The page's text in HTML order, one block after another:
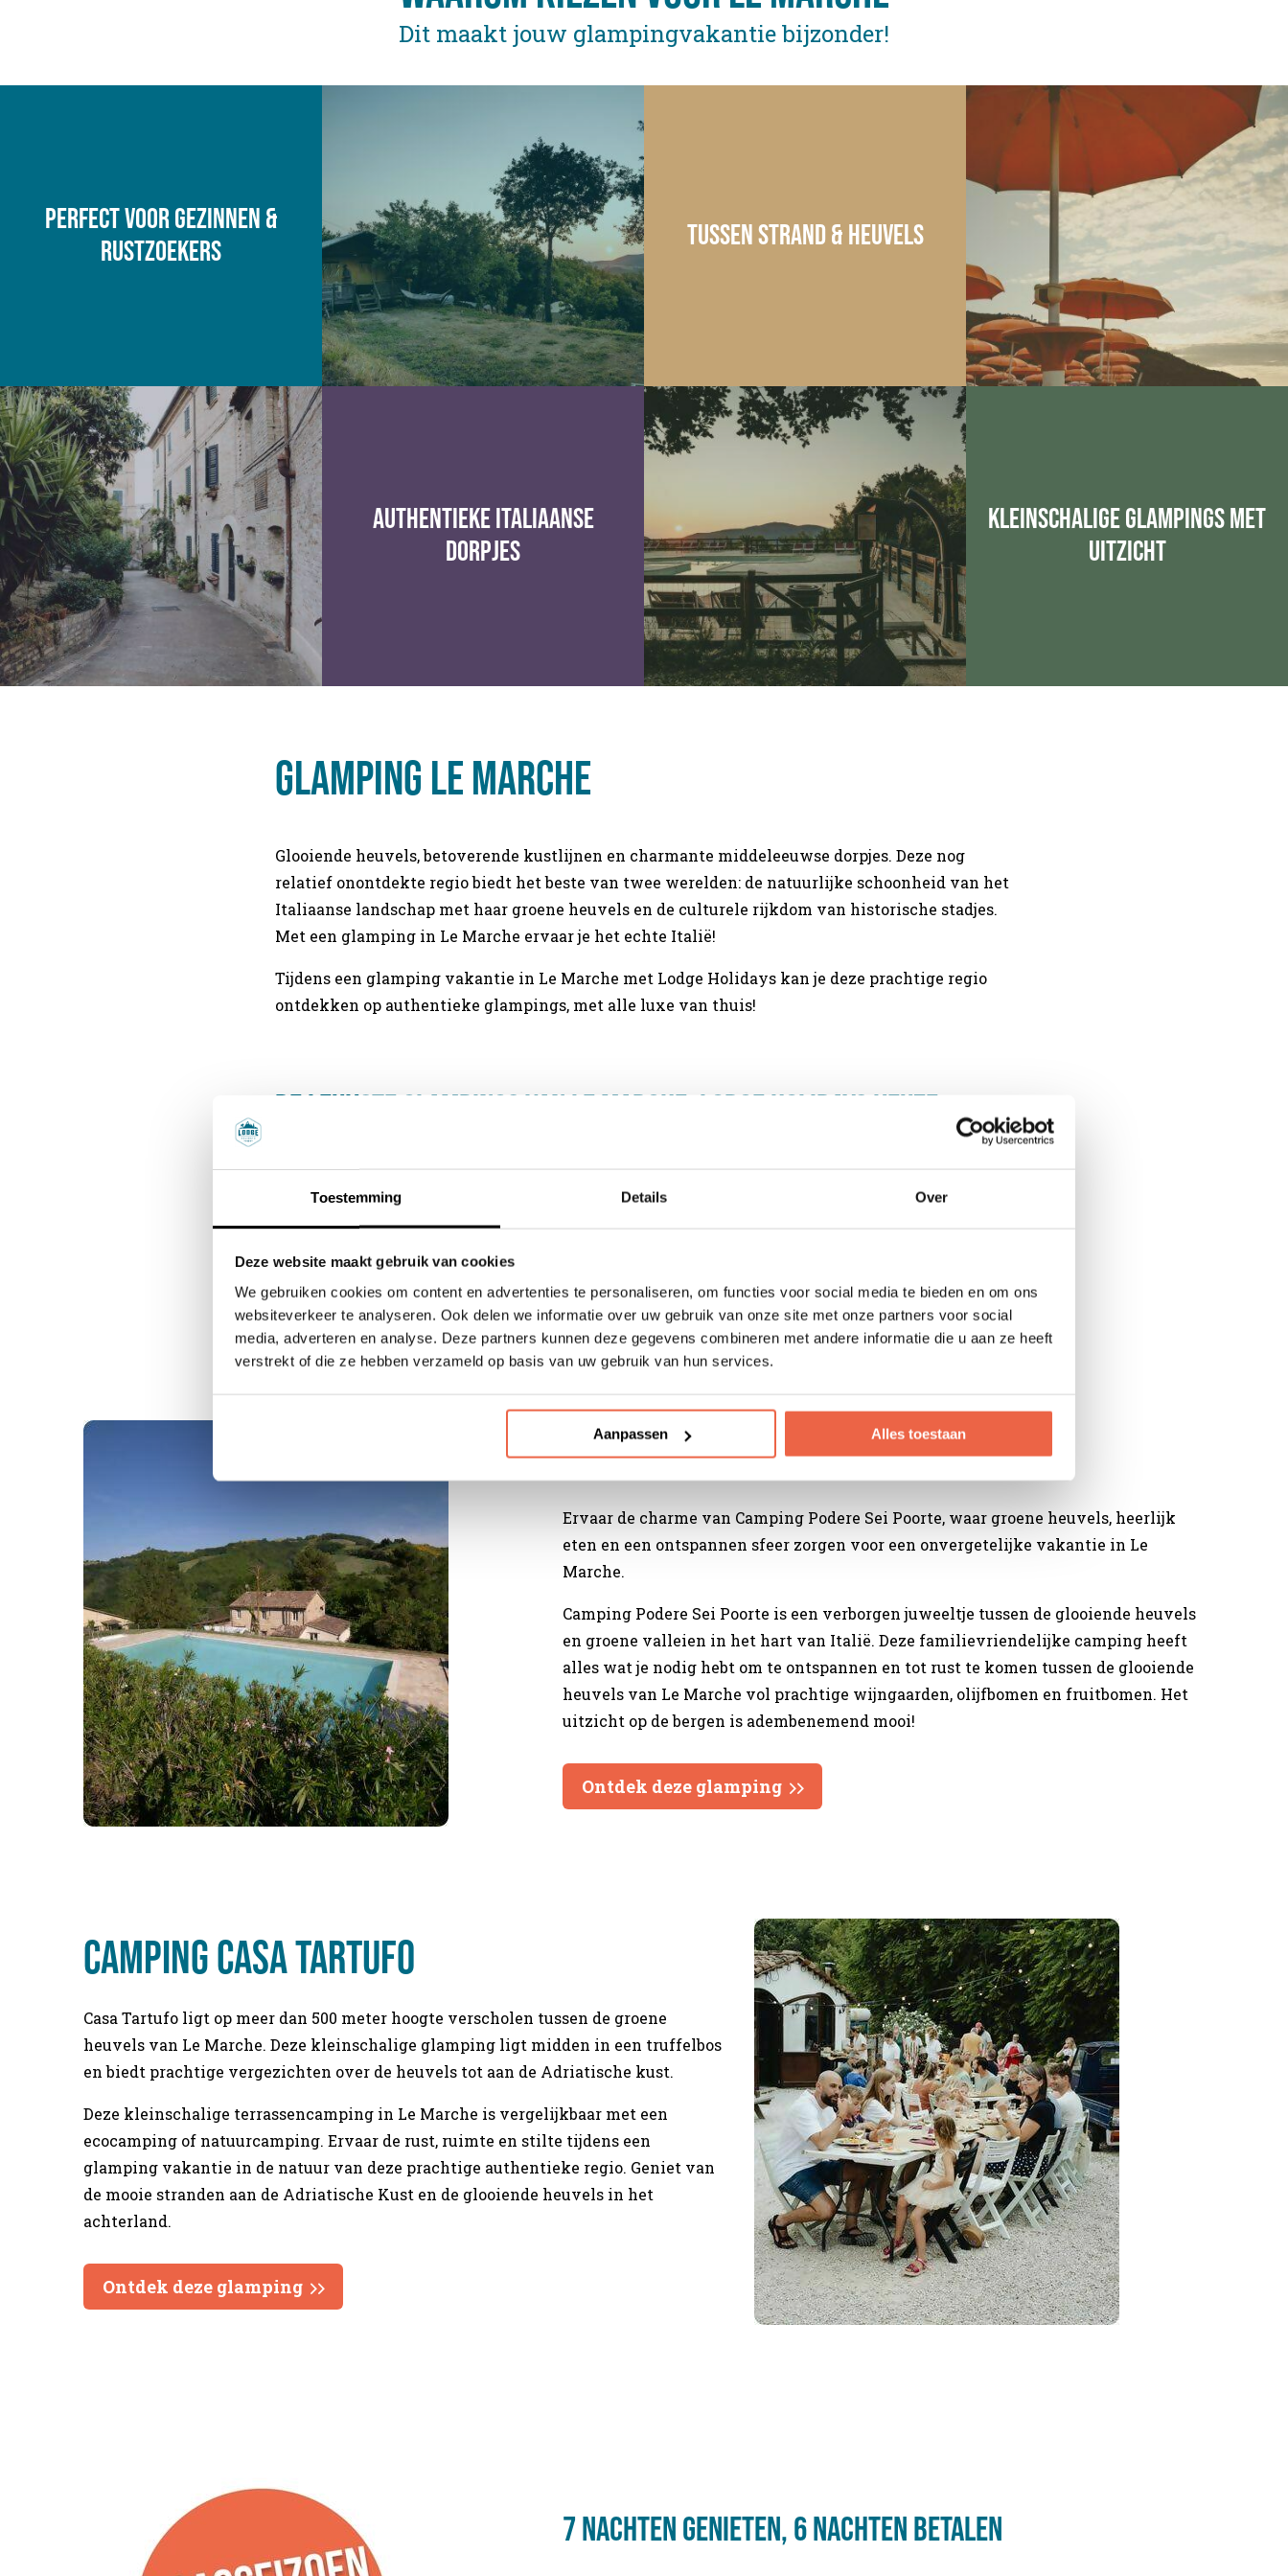
Toestemming Details Over
Deze website maakt gebruik van cookies
We gebruiken cookies om content en advertenties te personaliseren, om functies voor social media te bieden en om ons
websiteverkeer te analyseren. Ook delen we informatie over uw gebruik van onze site met onze partners voor social
media, adverteren en analyse. Deze partners kunnen deze gegevens combineren met andere informatie die u aan ze heeft
verstrekt of die ze hebben verzameld op basis van uw gebruik van hun services.
Aanpassen Alles toestaan
Dit maakt jouw glampingvakantie bijzonder!
Perfect voor gezinnen &
rustzoekers
Tussen strand & Heuvels
authentieke italiaanse
dorpjes
kleinschalige glampings met
uitzicht
glamping le marche
Glooiende heuvels, betoverende kustlijnen en charmante middeleeuwse dorpjes. Deze nog
relatief onontdekte regio biedt het beste van twee werelden: de natuurlijke schoonheid van het
Italiaanse landschap met haar groene heuvels en de culturele rijkdom van historische stadjes.
Met een glamping in Le Marche ervaar je het echte Italië!
Tijdens een glamping vakantie in Le Marche met Lodge Holidays kan je deze prachtige regio
ontdekken op authentieke glampings, met alle luxe van thuis!
De Leukste Glampings van Le Marche: Lodge Holidays Keuze
Als je het authentieke Italië wilt ervaren ben je bij Lodge Holidays aan het juiste adres. Elke
glamping is door mij namelijk speciaal geselecteerd om de vakantie ervaring te kunnen bieden
waar wij voor staan: genieten van de natuur, op authentieke kleinschalige glampings, met alle
je met gemak dagen op het terrein van de camping kan genieten, maar zeker ook genoeg kan
zien en beleven in de buurt.
In Le Marche heb ik een paar unieke plekjes gevonden waar ik je graag meer over vertel!
Camping Podere Sei Poorte
Ervaar de charme van Camping Podere Sei Poorte, waar groene heuvels, heerlijk
eten en een ontspannen sfeer zorgen voor een onvergetelijke vakantie in Le
Marche.
Camping Podere Sei Poorte is een verborgen juweeltje tussen de glooiende heuvels
en groene valleien in het hart van Italië. Deze familievriendelijke camping heeft
alles wat je nodig hebt om te ontspannen en tot rust te komen tussen de glooiende
heuvels van Le Marche vol prachtige wijngaarden, olijfbomen en fruitbomen. Het
uitzicht op de bergen is adembenemend mooi!
Ontdek deze glamping
CAMPING CASA TARTUFO
Casa Tartufo ligt op meer dan 500 meter hoogte verscholen tussen de groene
heuvels van Le Marche. Deze kleinschalige glamping ligt midden in een truffelbos
en biedt prachtige vergezichten over de heuvels tot aan de Adriatische kust.
Deze kleinschalige terrassencamping in Le Marche is vergelijkbaar met een
ecocamping of natuurcamping. Ervaar de rust, ruimte en stilte tijdens een
glamping vakantie in de natuur van deze prachtige authentieke regio. Geniet van
de mooie stranden aan de Adriatische Kust en de glooiende heuvels in het
achterland.
Ontdek deze glamping
7 nachten genieten, 6 nachten betalen